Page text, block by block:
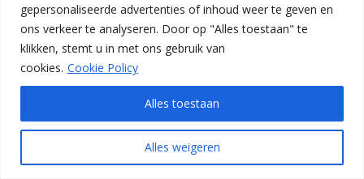
gepersonaliseerde advertenties of inhoud weer te geven en
ons verkeer te analyseren. Door op "Alles toestaan" te
klikken, stemt u in met ons gebruik van
cookies. Cookie Policy
Alles weigeren
Alles toestaan
Desjoyaux
Pools –
Chaussée de
T 067 34 71 71
Rue de Tournai